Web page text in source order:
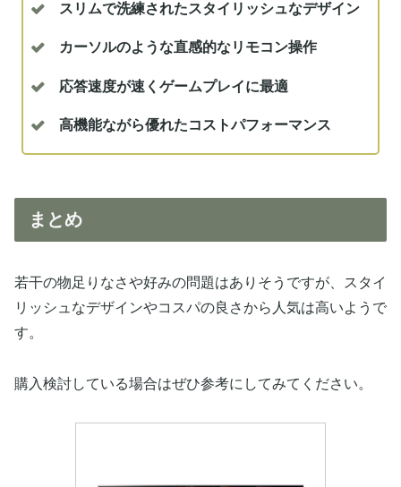
スリムで洗練されたスタイリッシュなデザイン
カーソルのような直感的なリモコン操作
応答速度が速くゲームプレイに最適
高機能ながら優れたコストパフォーマンス
まとめ
若干の物足りなさや好みの問題はありそうですが、スタイ
リッシュなデザインやコスパの良さから人気は高いようで
す。
購入検討している場合はぜひ参考にしてみてください。